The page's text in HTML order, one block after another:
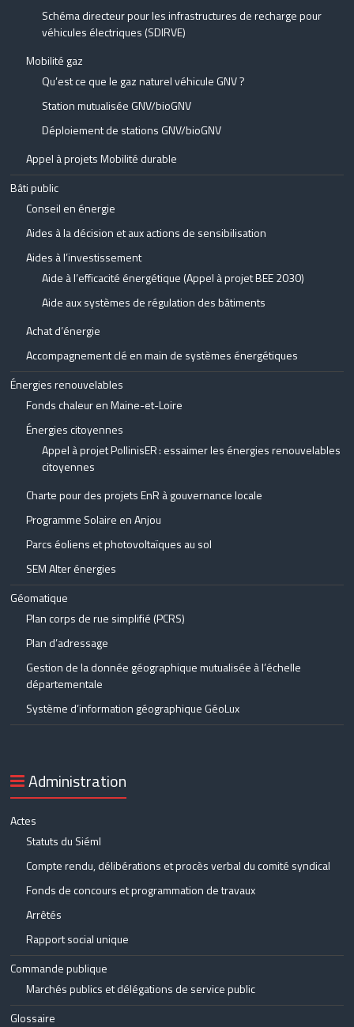
Schéma directeur pour les infrastructures de recharge pour
véhicules électriques (SDIRVE)
Mobilité gaz
Qu’est ce que le gaz naturel véhicule GNV ?
Station mutualisée GNV/bioGNV
Déploiement de stations GNV/bioGNV
Appel à projets Mobilité durable
Bâti public
Conseil en énergie
Aides à la décision et aux actions de sensibilisation
Aides à l’investissement
Aide à l’efficacité énergétique (Appel à projet BEE 2030)
Aide aux systèmes de régulation des bâtiments
Achat d’énergie
Accompagnement clé en main de systèmes énergétiques
Énergies renouvelables
Fonds chaleur en Maine-et-Loire
Énergies citoyennes
Appel à projet PollinisER : essaimer les énergies renouvelables
citoyennes
Charte pour des projets EnR à gouvernance locale
Programme Solaire en Anjou
Parcs éoliens et photovoltaïques au sol
SEM Alter énergies
Géomatique
Plan corps de rue simplifié (PCRS)
Plan d’adressage
Gestion de la donnée géographique mutualisée à l’échelle
départementale
Système d’information géographique GéoLux
Administration
Actes
Statuts du Siéml
Compte rendu, délibérations et procès verbal du comité syndical
Fonds de concours et programmation de travaux
Arrêtés
Rapport social unique
Commande publique
Marchés publics et délégations de service public
Glossaire